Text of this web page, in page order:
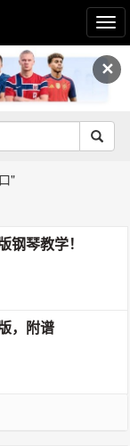
✕
"
钢琴教学！
，附谱